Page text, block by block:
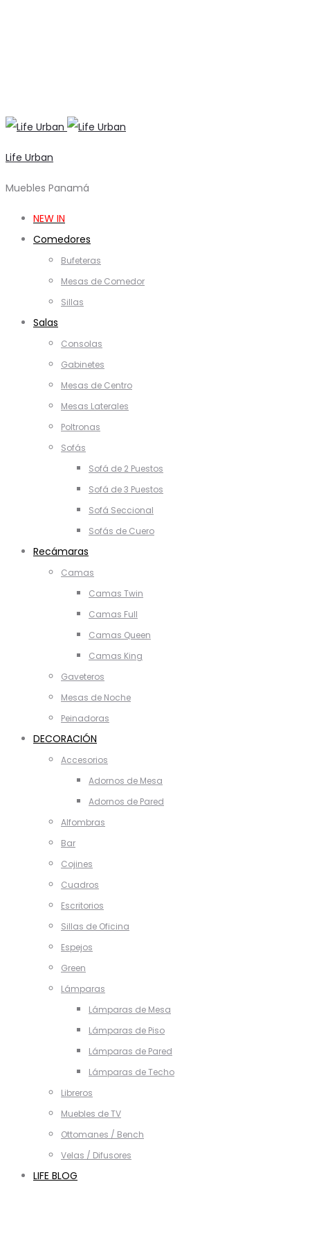
Life Urban
Muebles Panamá
NEW IN
Comedores
Bufeteras
Mesas de Comedor
Sillas
Salas
Consolas
Gabinetes
Mesas de Centro
Mesas Laterales
Poltronas
Sofás
Sofá de 2 Puestos
Sofá de 3 Puestos
Sofá Seccional
Sofás de Cuero
Recámaras
Camas
Camas Twin
Camas Full
Camas Queen
Camas King
Gaveteros
Mesas de Noche
Peinadoras
DECORACIÓN
Accesorios
Adornos de Mesa
Adornos de Pared
Alfombras
Bar
Cojines
Cuadros
Escritorios
Sillas de Oficina
Espejos
Green
Lámparas
Lámparas de Mesa
Lámparas de Piso
Lámparas de Pared
Lámparas de Techo
Libreros
Muebles de TV
Ottomanes / Bench
Velas / Difusores
LIFE BLOG